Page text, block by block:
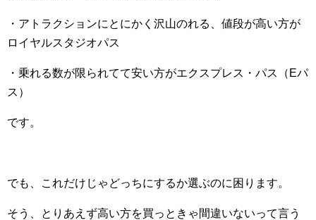
・アトラクションにとにかく沢山のれる、値段が高い方が
ロイヤルスタジオパス
・乗れる数が限られてて安い方がエクスプレス・パス（Eパ
ス）
です。
でも、これだけじゃどっちにするか選ぶのに困ります。
そう、とりあえず高い方を買っときゃ間違いないって言う